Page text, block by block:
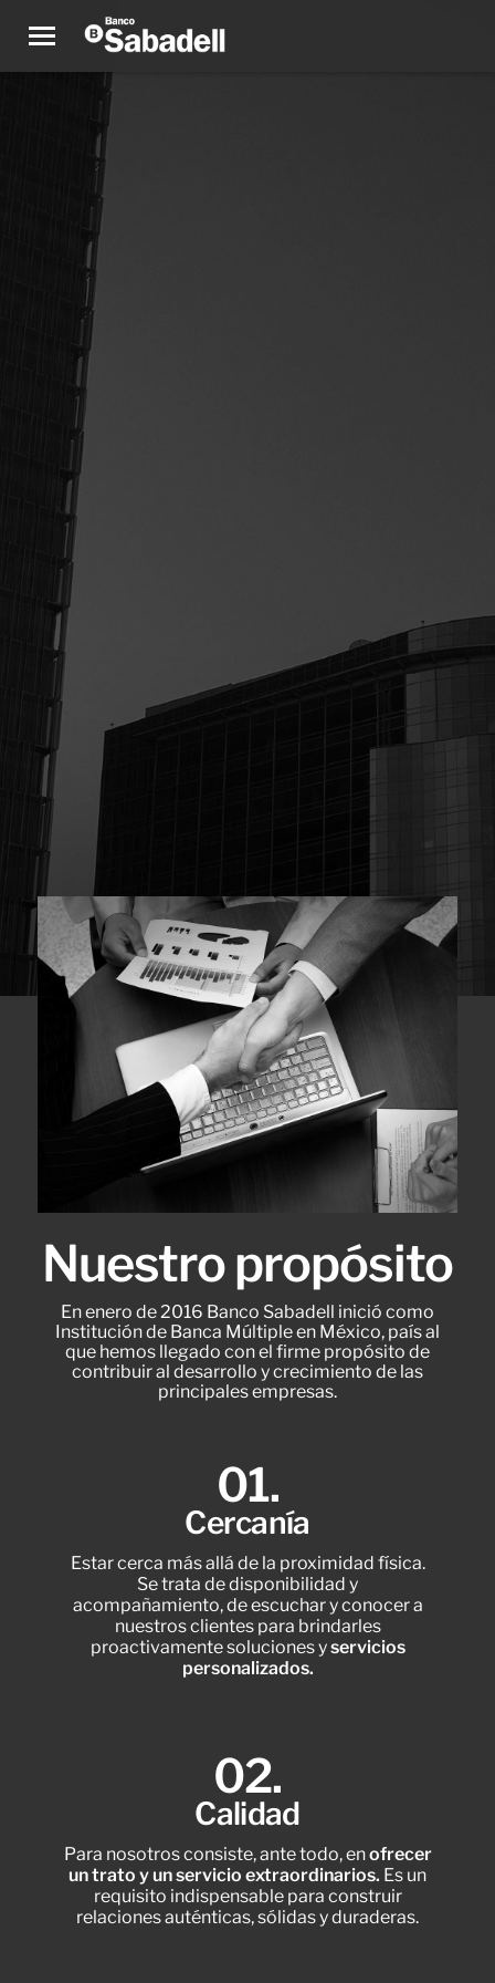
Nuestro propósito
En enero de 2016 Banco Sabadell inició como
Institución de Banca Múltiple en México, país al
que hemos llegado con el firme propósito de
contribuir al desarrollo y crecimiento de las
principales empresas.
01.
Cercanía
Estar cerca más allá de la proximidad física.
Se trata de disponibilidad y
acompañamiento, de escuchar y conocer a
nuestros clientes para brindarles
proactivamente soluciones yservicios
personalizados.
02.
Calidad
Para nosotros consiste, ante todo, enofrecer
un trato y un servicio extraordinarios. Es un
requisito indispensable para construir
relaciones auténticas, sólidas y duraderas.